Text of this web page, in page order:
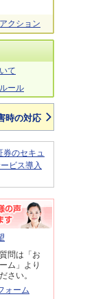
クション
て
ール
時の対応
券のセキュ
ビス導入
問は「お
ム」より
さい。
ォーム